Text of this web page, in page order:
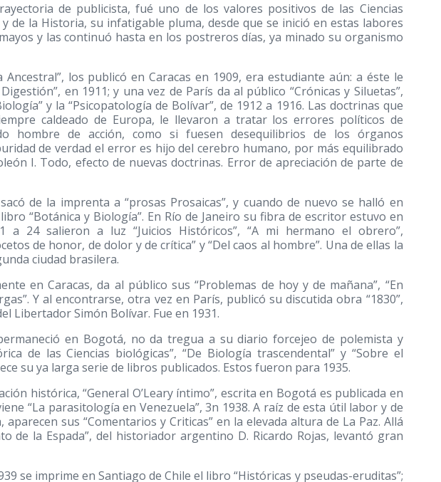
de publicista, fué uno de los valores positivos de las Ciencias
y de la Historia, su infatigable pluma, desde que se inició en estas labores
y las continuó hasta en los postreros días, ya minado su organismo
Ancestral”, los publicó en Caracas en 1909, era estudiante aún: a éste le
en 1911; y una vez de París da al público “Crónicas y Siluetas”,
y la “Psicopatología de Bolívar”, de 1912 a 1916. Las doctrinas que
caldeado de Europa, le llevaron a tratar los errores políticos de
hombre de acción, como si fuesen desequilibrios de los órganos
de verdad el error es hijo del cerebro humano, por más equilibrado
I. Todo, efecto de nuevas doctrinas. Error de apreciación de parte de
de la imprenta a “prosas Prosaicas”, y cuando de nuevo se halló en
“Botánica y Biología”. En Río de Janeiro su fibra de escritor estuvo en
a 24 salieron a luz “Juicios Históricos”, “A mi hermano el obrero”,
de honor, de dolor y de crítica” y “Del caos al hombre”. Una de ellas la
ciudad brasilera.
en Caracas, da al público sus “Problemas de hoy y de mañana”, “En
Y al encontrarse, otra vez en París, publicó su discutida obra “1830”,
Libertador Simón Bolívar. Fue en 1931.
en Bogotá, no da tregua a su diario forcejeo de polemista y
de las Ciencias biológicas”, “De Biología trascendental” y “Sobre el
su ya larga serie de libros publicados. Estos fueron para 1935.
histórica, “General O’Leary íntimo”, escrita en Bogotá es publicada en
“La parasitología en Venezuela”, 3n 1938. A raíz de esta útil labor y de
sus “Comentarios y Criticas” en la elevada altura de La Paz. Allá
de la Espada”, del historiador argentino D. Ricardo Rojas, levantó gran
se imprime en Santiago de Chile el libro “Históricas y pseudas-eruditas”;